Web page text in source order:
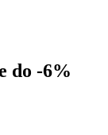
do -6%